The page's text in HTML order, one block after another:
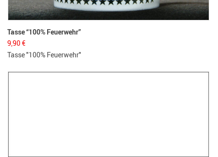
Tasse “100% Feuerwehr”
9,90€
Tasse "100% Feuerwehr"